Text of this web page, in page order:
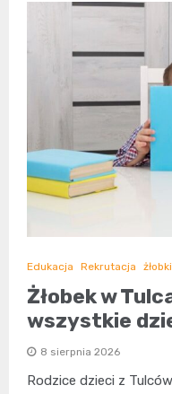
Edukacja Rekrutacja żłobki
Żłobek w
wszystkie
8 sierpnia 2026
Rodzice dzieci z